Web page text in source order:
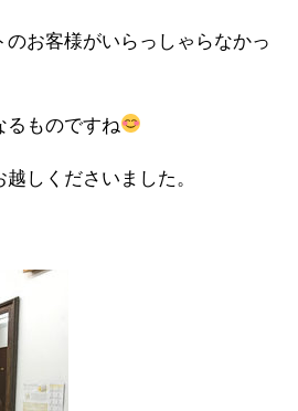
お客様がいらっしゃらなかっ
るものですね
しくださいました。